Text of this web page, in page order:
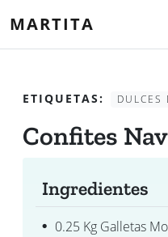
MARTITA
ETIQUETAS: DULCES
Confites
Ingredientes
0.25 Kg Galletas